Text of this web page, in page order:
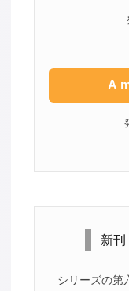
新刊
シリーズの第